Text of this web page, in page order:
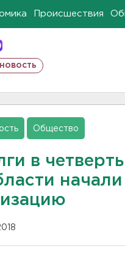
Происшествия
Общество
в